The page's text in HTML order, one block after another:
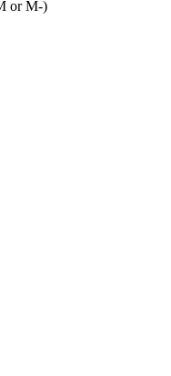
or M-)